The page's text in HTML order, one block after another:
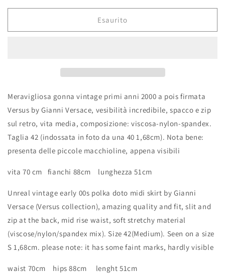
Esaurito
Meravigliosa gonna vintage primi anni 2000 a pois firmata
Versus by Gianni Versace, vesibilità incredibile, spacco e zip
sul retro, vita media, composizione: viscosa-nylon-spandex.
Taglia 42 (indossata in foto da una 40 1,68cm). Nota bene:
presenta delle piccole macchioline, appena visibili
vita 70 cm fianchi 88cm lunghezza 51cm
Unreal vintage early 00s polka doto midi skirt by Gianni
Versace (Versus collection), amazing quality and fit, slit and
zip at the back, mid rise waist, soft stretchy material
(viscose/nylon/spandex mix). Size 42(Medium). Seen on a size
S 1,68cm. please note: it has some faint marks, hardly visible
waist 70cm hips 88cm lenght 51cm